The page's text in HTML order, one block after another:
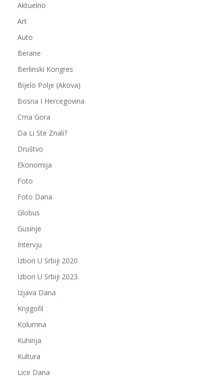
Aktuelno
Art
Auto
Berane
Berlinski Kongres
Bijelo Polje (Akova)
Bosna I Hercegovina
Crna Gora
Da Li Ste Znali?
Društvo
Ekonomija
Foto
Foto Dana
Globus
Gusinje
Intervju
Izbori U Srbiji 2020.
Izbori U Srbiji 2023.
Izjava Dana
Knjigofil
Kolumna
Kuhinja
Kultura
Lice Dana